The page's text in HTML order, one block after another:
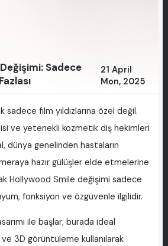
Sadece
21 April
Mon, 2025
sadece film yıldızlarına özel değil.
ve yetenekli kozmetik diş hekimleri
dünya genelinden hastaların
hazır gülüşler elde etmelerine
Hollywood Smile değişimi sadece
fonksiyon ve özgüvenle ilgilidir.
ile başlar; burada ideal
3D görüntüleme kullanılarak